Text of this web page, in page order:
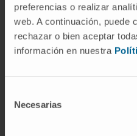
preferencias o realizar
web. A continuación, puede
rechazar o bien aceptar
información en nuestra
Necesarias
Soins infirmiers
charge et un suivi de
Rapidité du diagnostic